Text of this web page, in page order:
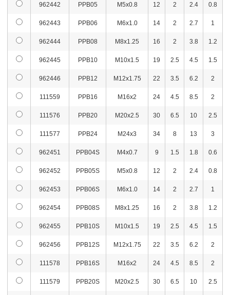
962442 PPB05 M5x0.8 12 2 2.4 0.8
962443 PPB06 M6x1.0 14 2 2.7 1
962444 PPB08 M8x1.25 16 2 3.8 1.2
962445 PPB10 M10x1.5 19 2.5 4.5 1.5
962446 PPB12 M12x1.75 22 3.5 6.2 2
111559 PPB16 M16x2 24 4.5 8.5 2
111576 PPB20 M20x2.5 30 6.5 10 2.5
111577 PPB24 M24x3 34 8 13 3
962451 PPB04S M4x0.7 9 1.5 1.8 0.6
962452 PPB05S M5x0.8 12 2 2.4 0.8
962453 PPB06S M6x1.0 14 2 2.7 1
962454 PPB08S M8x1.25 16 2 3.8 1.2
962455 PPB10S M10x1.5 19 2.5 4.5 1.5
962456 PPB12S M12x1.75 22 3.5 6.2 2
111578 PPB16S M16x2 24 4.5 8.5 2
111579 PPB20S M20x2.5 30 6.5 10 2.5